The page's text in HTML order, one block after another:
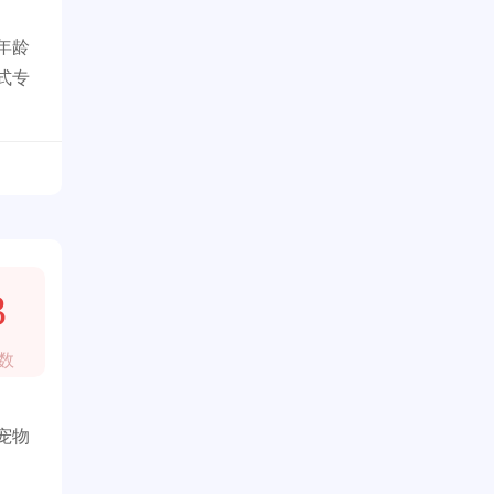
龄
专
物